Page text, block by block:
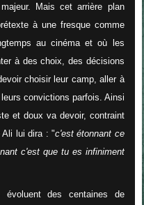
Mais cet arrière plan
à une fresque comme
au cinéma et où les
à des choix, des décisions
choisir leur camp, aller à
convictions parfois. Ainsi
et doux va devoir, contraint
Ali lui dira : "c'est étonnant ce
c'est que tu es infiniment
évoluent des centaines de